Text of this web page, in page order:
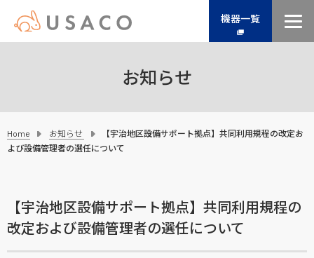
機器一覧
お知らせ
Home お知らせ
【宇治地区設備サポート拠点】共同利用規程の改定お
よび設備管理者の選任について
【宇治地区設備サポート拠点】共同利用規程の
改定および設備管理者の選任について